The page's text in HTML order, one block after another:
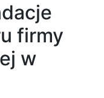
firmy
w